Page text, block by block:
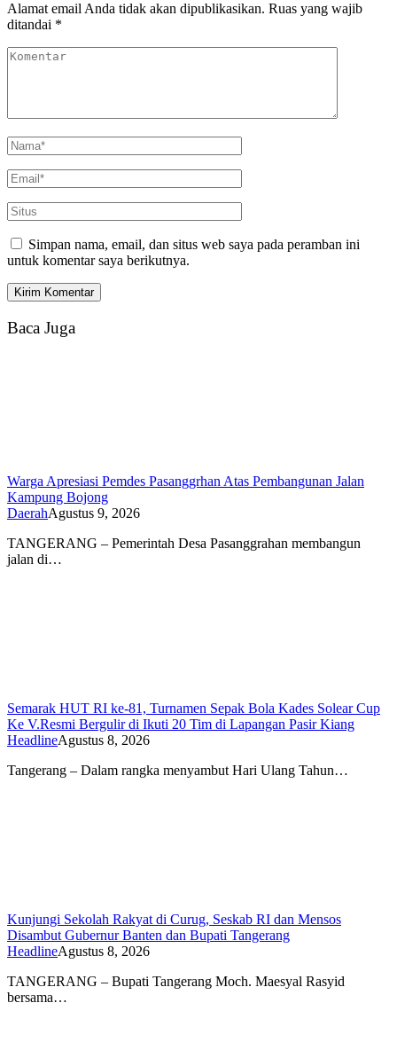
Alamat email Anda tidak akan dipublikasikan. Ruas yang wajib
ditandai *
Simpan nama, email, dan situs web saya pada peramban ini
untuk komentar saya berikutnya.
Baca Juga
Warga Apresiasi Pemdes Pasanggrhan Atas Pembangunan Jalan
Kampung Bojong
DaerahAgustus 9, 2026
TANGERANG – Pemerintah Desa Pasanggrahan membangun
jalan di…
Semarak HUT RI ke-81, Turnamen Sepak Bola Kades Solear Cup
Ke V.Resmi Bergulir di Ikuti 20 Tim di Lapangan Pasir Kiang
HeadlineAgustus 8, 2026
Tangerang – Dalam rangka menyambut Hari Ulang Tahun…
Kunjungi Sekolah Rakyat di Curug, Seskab RI dan Mensos
Disambut Gubernur Banten dan Bupati Tangerang
HeadlineAgustus 8, 2026
TANGERANG – Bupati Tangerang Moch. Maesyal Rasyid
bersama…